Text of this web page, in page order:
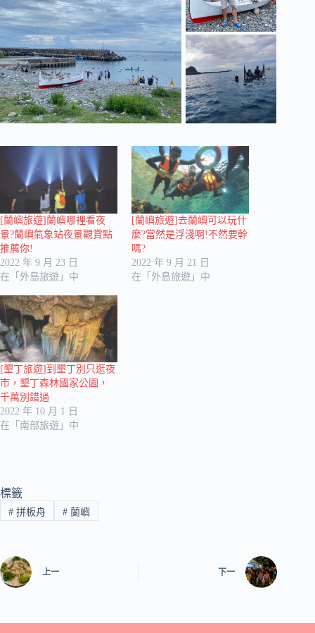
[蘭嶼旅遊]蘭嶼哪裡看夜
景?蘭嶼氣象站夜景觀賞點
推薦你!
2022 年 9 月 23 日
在「外島旅遊」中
[蘭嶼旅遊]去蘭嶼可以玩什
麼?當然是浮淺啊!不然要幹
嗎?
2022 年 9 月 21 日
在「外島旅遊」中
[墾丁旅遊]到墾丁別只逛夜
市，墾丁森林國家公園，
千萬別錯過
2022 年 10 月 1 日
在「南部旅遊」中
標籤
#拼板舟 #蘭嶼
上一 下一